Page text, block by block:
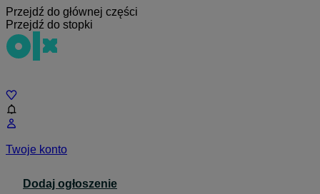
Przejdź do głównej części
Przejdź do stopki
Twoje konto
Dodaj ogłoszenie